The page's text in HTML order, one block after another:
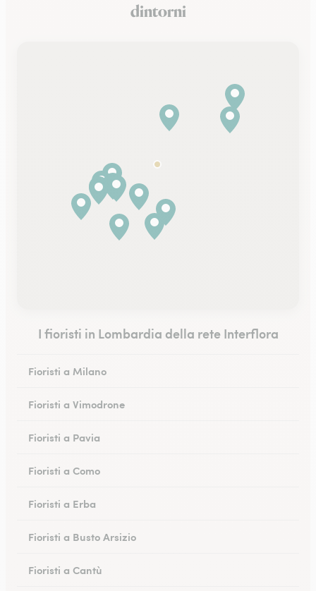
dintorni
I fioristi in Lombardia della rete Interflora
Fioristi a Milano
Fioristi a Vimodrone
Fioristi a Pavia
Fioristi a Como
Fioristi a Erba
Fioristi a Busto Arsizio
Fioristi a Cantù